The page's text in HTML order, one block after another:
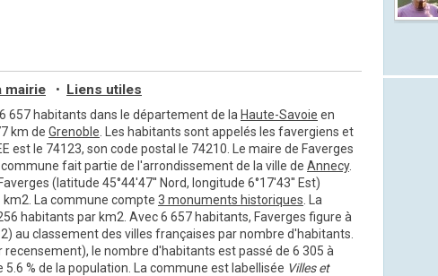
mairie • Liens utiles
657 habitants dans le département de la Haute-Savoie en
km de Grenoble . Les habitants sont appelés les favergiens et
est le 74123, son code postal le 74210. Le maire de Faverges
fait partie de l'arrondissement de la ville de Annecy.
(latitude 45°44'47'' Nord, longitude 6°17'43'' Est)
La commune compte 3 monuments historiques . La
habitants par km2. Avec 6 657 habitants, Faverges figure à
au classement des villes françaises par nombre d'habitants.
recensement), le nombre d'habitants est passé de 6 305 à
% de la population. La commune est labellisée Villes et